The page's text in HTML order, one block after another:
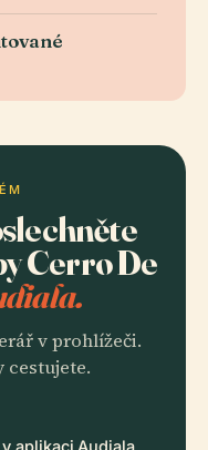
Cerro De
v prohlížeči.
cestujete.
aplikaci Audiala